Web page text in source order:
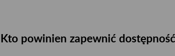
Kto powinien zapewnić dostępność